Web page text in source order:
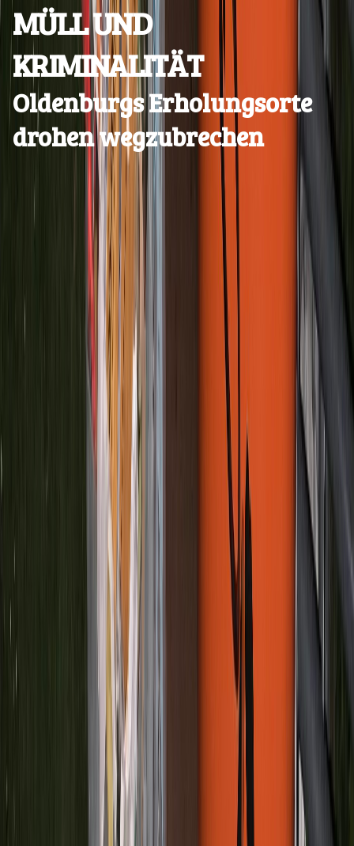
MÜLL UND
KRIMINALITÄT
Oldenburgs Erholungsorte
drohen wegzubrechen